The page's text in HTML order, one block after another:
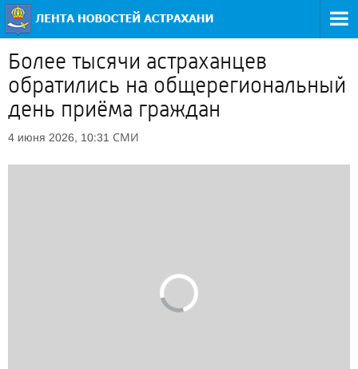
Более тысячи астраханцев
обратились на общерегиональный
день приёма граждан
4 июня 2026, 10:31 СМИ